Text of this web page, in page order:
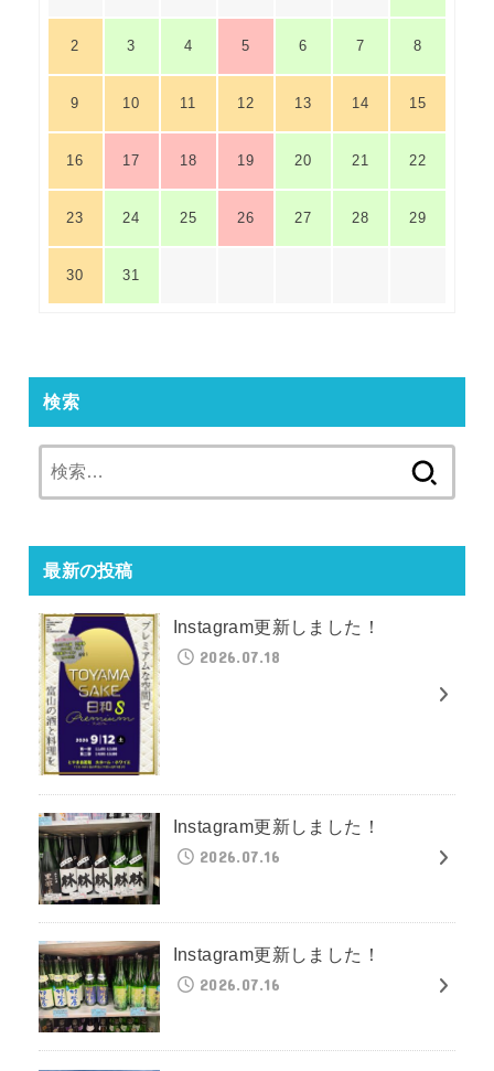
2 3 4 5 6 7 8
9 10 11 12 13 14 15
16 17 18 19 20 21 22
23 24 25 26 27 28 29
30 31
検索
索:
最新の投稿
Instagram更新しました！
2026.07.18
Instagram更新しました！
2026.07.16
Instagram更新しました！
2026.07.16